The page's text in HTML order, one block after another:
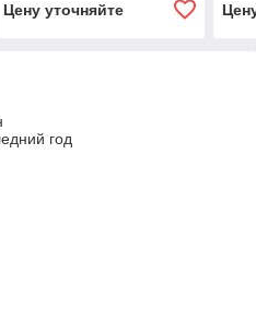
Цену уточняйте
год